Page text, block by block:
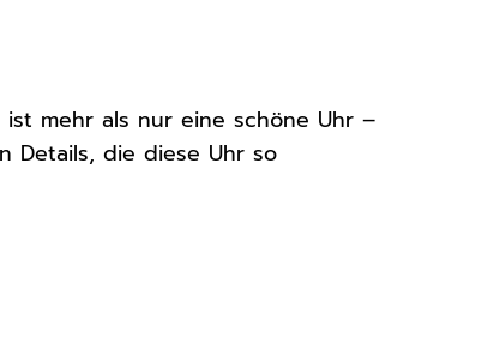
ist mehr als nur eine schöne Uhr –
Details, die diese Uhr so